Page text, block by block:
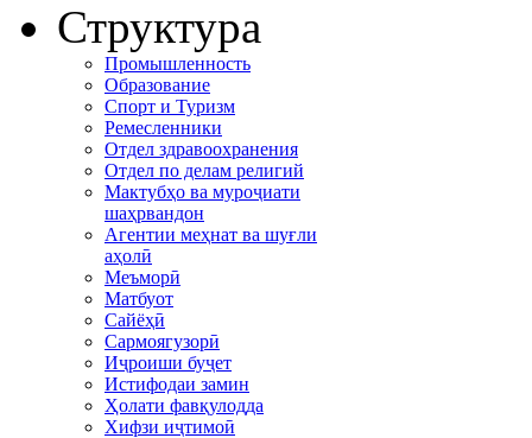
Структура
Промышленность
Образование
Спорт и Туризм
Ремесленники
Отдел здравоохранения
Отдел по делам религий
Мактубҳо ва муроҷиати
шаҳрвандон
Агентии меҳнат ва шуғли
аҳолӣ
Меъморӣ
Матбуот
Сайёҳӣ
Сармоягузорӣ
Иҷроиши буҷет
Истифодаи замин
Ҳолати фавқулодда
Хифзи иҷтимоӣ